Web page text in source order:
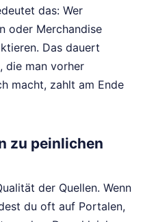
das: Wer
oder Merchandise
Das dauert
die man vorher
macht, zahlt am Ende
zu peinlichen
der Quellen. Wenn
du oft auf Portalen,